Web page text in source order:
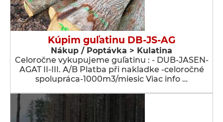
Kúpim guľatinu DB-JS-AG
Nákup / Poptávka > Kulatina
Celoročne vykupujeme guľatinu : - DUB-JASEN-
AGAT II-III. A/B Platba při nakladke -celoročné
spolupráca-1000m3/miesic Viac info …